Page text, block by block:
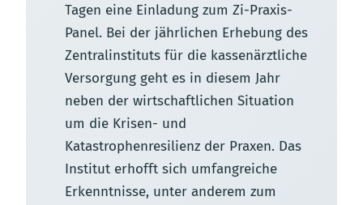
Tagen eine Einladung zum Zi-Praxis-
Panel. Bei der jährlichen Erhebung des
Zentralinstituts für die kassenärztliche
Versorgung geht es in diesem Jahr
neben der wirtschaftlichen Situation
um die Krisen- und
Katastrophenresilienz der Praxen. Das
Institut erhofft sich umfangreiche
Erkenntnisse, unter anderem zum